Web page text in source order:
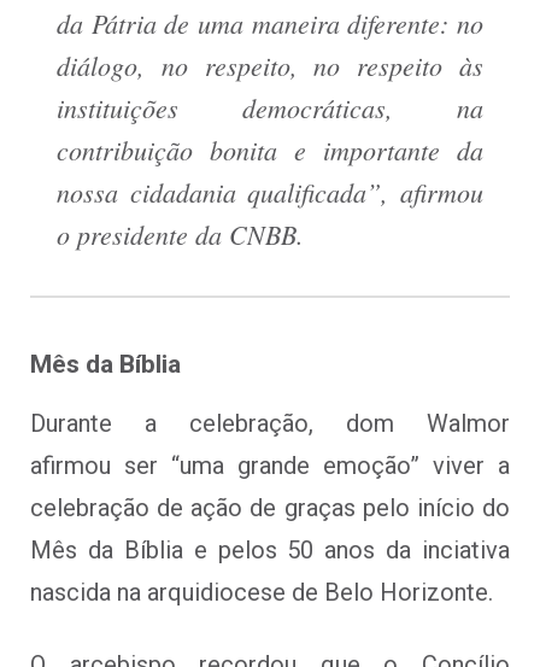
da Pátria de uma maneira diferente: no
diálogo, no respeito, no respeito às
instituições democráticas, na
contribuição bonita e importante da
nossa cidadania qualificada”, afirmou
o presidente da CNBB.
Mês da Bíblia
Durante a celebração, dom Walmor
afirmou ser “uma grande emoção” viver a
celebração de ação de graças pelo início do
Mês da Bíblia e pelos 50 anos da inciativa
nascida na arquidiocese de Belo Horizonte.